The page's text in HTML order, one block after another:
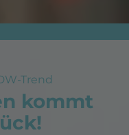
Trend
kommt